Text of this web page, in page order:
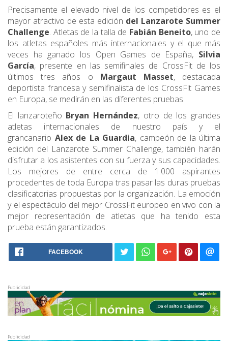
Precisamente el elevado nivel de los competidores es el
mayor atractivo de esta edición del Lanzarote Summer
Challenge. Atletas de la talla de Fabián Beneito, uno de
los atletas españoles más internacionales y el que más
veces ha ganado los Open Games de España, Silvia
García, presente en las semifinales de CrossFit de los
últimos tres años o Margaut Masset, destacada
deportista francesa y semifinalista de los CrossFit Games
en Europa, se medirán en las diferentes pruebas.
El lanzaroteño Bryan Hernández, otro de los grandes
atletas internacionales de nuestro país y el
grancanario Alex de La Guardia, campeón de la última
edición del Lanzarote Summer Challenge, también harán
disfrutar a los asistentes con su fuerza y sus capacidades.
Los mejores de entre cerca de 1.000 aspirantes
procedentes de toda Europa tras pasar las duras pruebas
clasificatorias propuestas por la organización. La emoción
y el espectáculo del mejor CrossFit europeo en vivo con la
mejor representación de atletas que ha tenido esta
prueba están garantizados.
FACEBOOK
Publicidad
Publicidad